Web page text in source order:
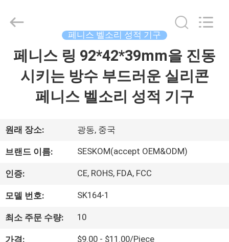
집
VR
회
사
2021
vibrasextoy.com.
All
Reserved.
페니스 벨소리 성적 기구
페니스 링 92*42*39mm을 진동
시키는 방수 부드러운 실리콘
페니스 벨소리 성적 기구
원래 장소: 광동, 중국
브랜드 이름: SESKOM(accept OEM&ODM)
인증: CE, ROHS, FDA, FCC
모델 번호: SK164-1
최소 주문 수량: 10
가격: $9.00 - $11.00/Piece